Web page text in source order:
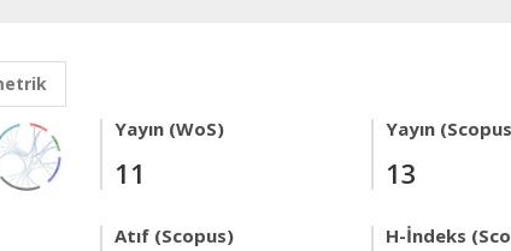
Yayın (WoS)
11
Yayın
13
Atıf (Scopus) H-İndeks